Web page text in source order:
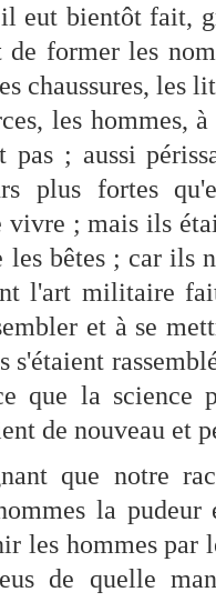
il eut bientôt fait,
former les
chaussures, les
les hommes,
; aussi
plus fortes
; mais ils
les bêtes ; car ils
l'art militaire
et à se
que la science
de nouveau et
que notre
la
les hommes par
de quelle